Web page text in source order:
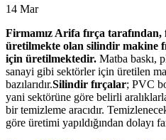
14 Mar
Firmamız Arifa fırça tarafından,
üretilmekte olan silindir makine
için üretilmektedir. Matba baskı,
sanayi gibi sektörler için üretilen
bazılarıdır.Silindir fırçalar; PVC
yani sektörüne göre belirli
bir temizleme aracıdır.
göre üretimi yapıldığından dolayı